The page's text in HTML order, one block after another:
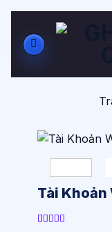
qua
nội
Tài Khoản